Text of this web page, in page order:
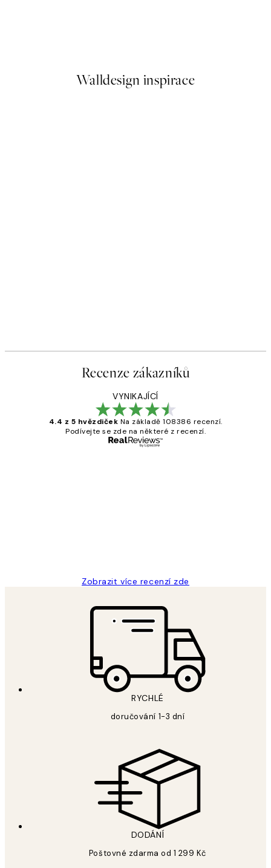
Walldesign inspirace
Recenze zákazníků
VYNIKAJÍCÍ
4.4 z 5 hvězdiček Na základě 108386 recenzí.
Podívejte se zde na některé z recenzí.
Zobrazit více recenzí zde
RYCHLÉ
doručování 1-3 dní
DODÁNÍ
Poštovné zdarma od 1 299 Kč